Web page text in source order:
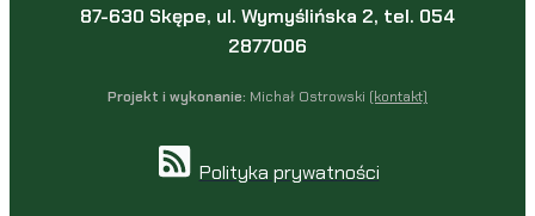
87-630 Skępe, ul. Wymyślińska 2, tel. 054
2877006
Projekt i wykonanie: Michał Ostrowski (kontakt)
Polityka prywatności